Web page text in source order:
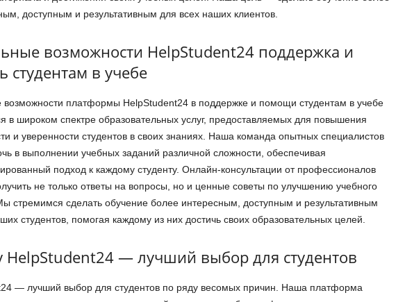
доступным и результативным для всех наших клиентов.
возможности HelpStudent24 поддержка и
в учебе
возможности платформы HelpStudent24 в поддержке и помощи студентам в учебе
в широком спектре образовательных услуг, предоставляемых для повышения
и уверенности студентов в своих знаниях. Наша команда опытных специалистов
в выполнении учебных заданий различной сложности, обеспечивая
подход к каждому студенту. Онлайн-консультации от профессионалов
не только ответы на вопросы, но и ценные советы по улучшению учебного
стремимся сделать обучение более интересным, доступным и результативным
студентов, помогая каждому из них достичь своих образовательных целей.
HelpStudent24 — лучший выбор для студентов
— лучший выбор для студентов по ряду весомых причин. Наша платформа